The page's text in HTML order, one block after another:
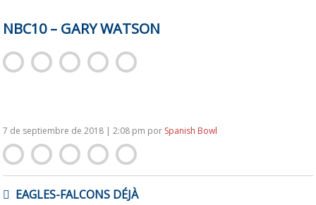
NBC10 – GARY WATSON
7 de septiembre de 2018 | 2:08 pm por Spanish Bowl
DEEAGLES-FALCONS DÉJÀ